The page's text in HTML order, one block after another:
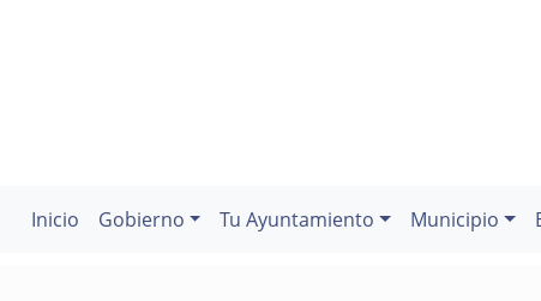
Inicio Gobierno Tu Ayuntamiento Municipio